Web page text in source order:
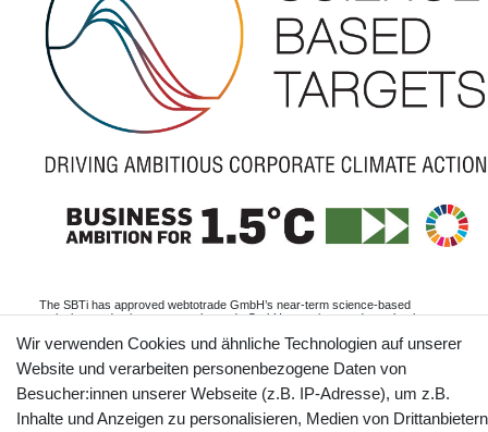
The SBTi has approved webtotrade GmbH’s near-term science-based
emissions reduction target: webtotrade GmbH commits to reduce absolute
and to measure and reduce its scope 3 emissions.
Informationen
Wir verwenden Cookies und ähnliche Technologien auf unserer
Website und verarbeiten personenbezogene Daten von
Besucher:innen unserer Webseite (z.B. IP-Adresse), um z.B.
Inhalte und Anzeigen zu personalisieren, Medien von Drittanbietern